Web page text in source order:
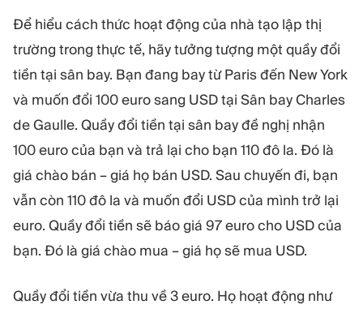
Để hiểu cách thức hoạt động của nhà tạo lập thị
trường trong thực tế, hãy tưởng tượng một quầy đổi
tiền tại sân bay. Bạn đang bay từ Paris đến New York
và muốn đổi 100 euro sang USD tại Sân bay Charles
de Gaulle. Quầy đổi tiền tại sân bay đề nghị nhận
100 euro của bạn và trả lại cho bạn 110 đô la. Đó là
giá chào bán – giá họ bán USD. Sau chuyến đi, bạn
vẫn còn 110 đô la và muốn đổi USD của mình trở lại
euro. Quầy đổi tiền sẽ báo giá 97 euro cho USD của
bạn. Đó là giá chào mua – giá họ sẽ mua USD.
Quầy đổi tiền vừa thu về 3 euro. Họ hoạt động như